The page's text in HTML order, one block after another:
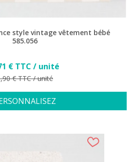
style vintage vêtement bébé
585.056
Prix
€ TTC / unité
de base
€ TTC / unité